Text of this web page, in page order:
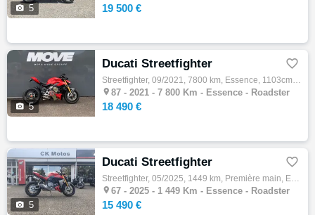
 5 19 500 €
 5
Ducati Streetfighter 
Streetfighter, 09/2021, 7800 km, Essence, 1103cm³, 18490 € Equipements : LA CONCESSION DUCATI MOTO MOVE VOUS PROPOSE A LA VENTE : - STREETF…
 87 - 2021 - 7 800 Km - Essence - Roadster
18 490 €
 5
Ducati Streetfighter 
Streetfighter, 05/2025, 1449 km, Première main, Essence, 890cm³, 15490 € Equipements : A SAISIR DUCATI STREETFIGHTER V2S COLORIS ROUGE EXCE…
 67 - 2025 - 1 449 Km - Essence - Roadster
15 490 €